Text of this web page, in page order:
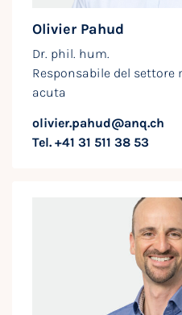
Olivier Pahud
Dr. phil. hum.
Responsabile del
acuta
olivier.pahud@anq.ch
Tel. +41 31 511 38 53